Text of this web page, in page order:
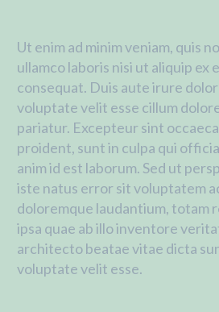
Ut enim ad minim veniam, quis
ullamco laboris nisi ut aliquip ex
consequat. Duis aute irure
voluptate velit esse cillum
pariatur. Excepteur sint
proident, sunt in culpa qui
anim id est laborum. Sed ut
iste natus error sit voluptatem
doloremque laudantium, totam
ipsa quae ab illo inventore
architecto beatae vitae dicta
voluptate velit esse.